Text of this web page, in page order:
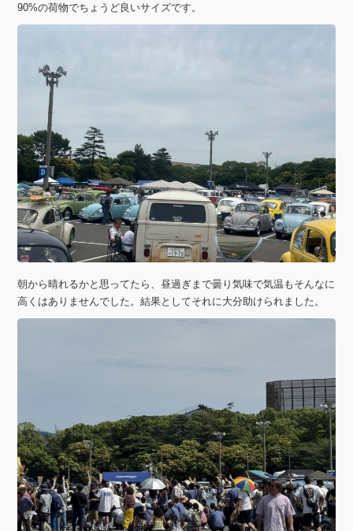
90%の荷物でちょうど良いサイズです。
朝から晴れるかと思ってたら、昼過ぎまで曇り気味で気温もそんなに
高くはありませんでした。結果としてそれに大分助けられました。